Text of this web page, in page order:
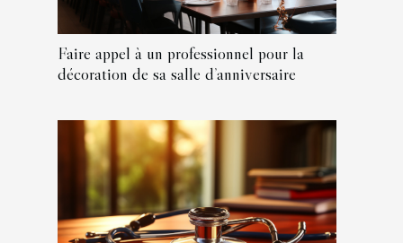
Faire appel à un professionnel pour la
décoration de sa salle d’anniversaire